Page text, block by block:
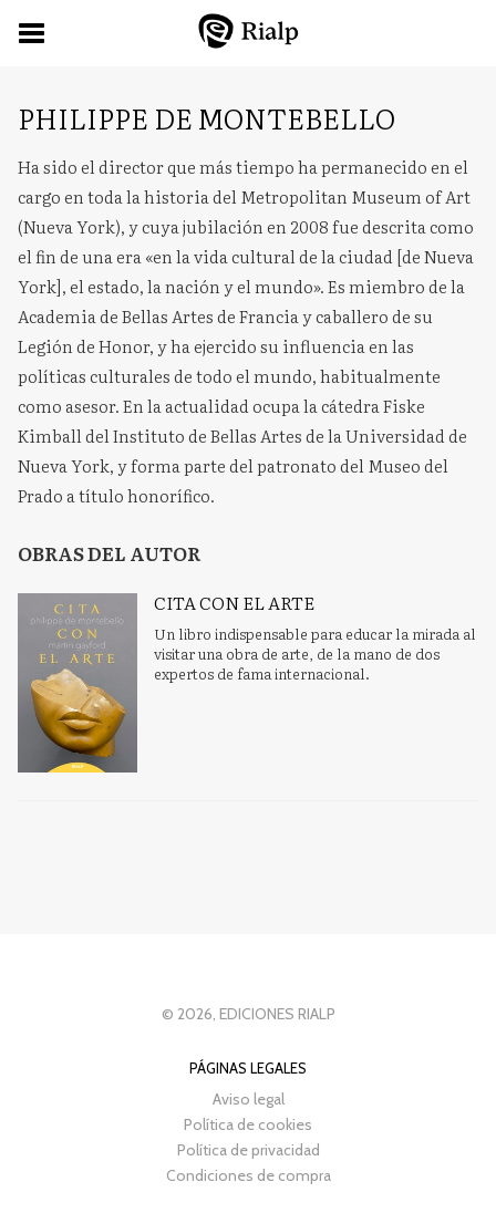
PHILIPPE DE MONTEBELLO
Ha sido el director que más tiempo ha permanecido en el
cargo en toda la historia del Metropolitan Museum of Art
(Nueva York), y cuya jubilación en 2008 fue descrita como
el fin de una era «en la vida cultural de la ciudad [de Nueva
York], el estado, la nación y el mundo». Es miembro de la
Academia de Bellas Artes de Francia y caballero de su
Legión de Honor, y ha ejercido su influencia en las
políticas culturales de todo el mundo, habitualmente
como asesor. En la actualidad ocupa la cátedra Fiske
Kimball del Instituto de Bellas Artes de la Universidad de
Nueva York, y forma parte del patronato del Museo del
Prado a título honorífico.
OBRAS DEL AUTOR
CITA CON EL ARTE
Un libro indispensable para educar la mirada al
visitar una obra de arte, de la mano de dos
expertos de fama internacional.
© 2026, EDICIONES RIALP
PÁGINAS LEGALES
Aviso legal
Política de cookies
Política de privacidad
Condiciones de compra